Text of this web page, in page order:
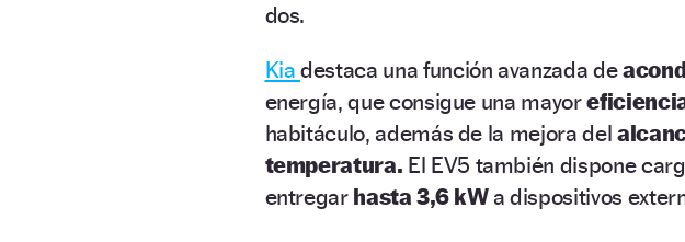
dos.
Kiadestaca una función avanzada de
energía, que consigue una mayor
habitáculo, además de la mejora del
temperatura. El EV5 también dispone
entregarhasta 3,6 kWa dispositivos